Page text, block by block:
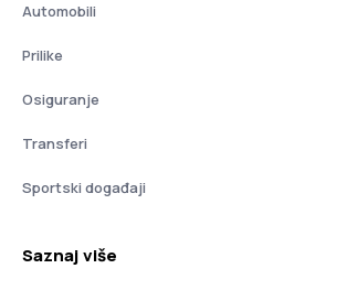
Automobili
Prilike
Osiguranje
Transferi
Sportski događaji
Saznaj više